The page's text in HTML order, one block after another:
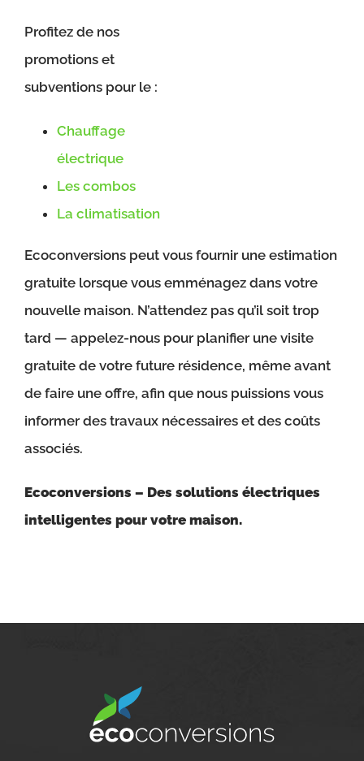
Profitez de nos
promotions et
subventions pour le :
Chauffage
électrique
Les combos
La climatisation
Ecoconversions peut vous fournir une estimation
gratuite lorsque vous emménagez dans votre
nouvelle maison. N’attendez pas qu’il soit trop
tard — appelez-nous pour planifier une visite
gratuite de votre future résidence, même avant
de faire une offre, afin que nous puissions vous
informer des travaux nécessaires et des coûts
associés.
Ecoconversions – Des solutions électriques
intelligentes pour votre maison.